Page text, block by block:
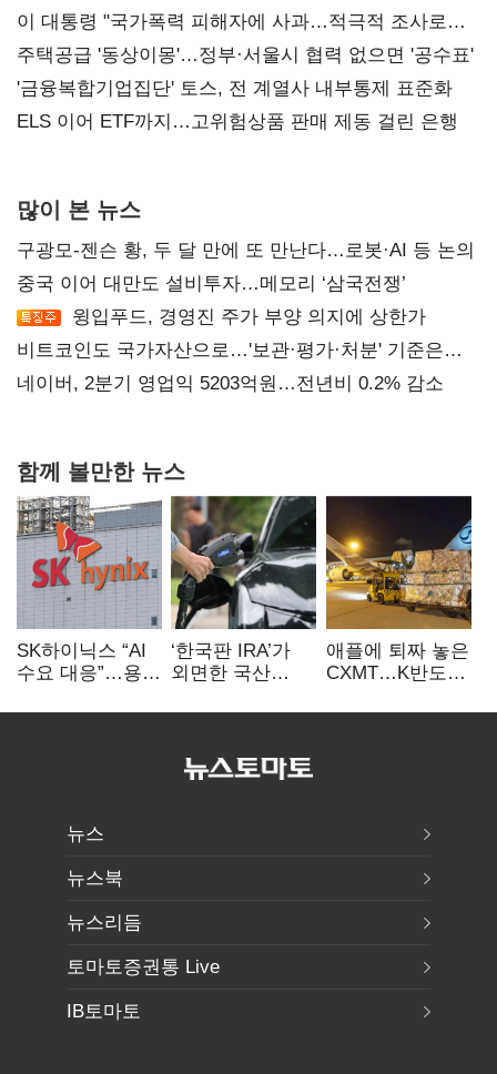
총선 지휘 못해"
이 대통령 "국가폭력 피해자에 사과…적극적 조사로
진실 밝혀야"
주택공급 '동상이몽'…정부·서울시 협력 없으면 '공수표'
'금융복합기업집단' 토스, 전 계열사 내부통제 표준화
ELS 이어 ETF까지…고위험상품 판매 제동 걸린 은행
많이 본 뉴스
구광모-젠슨 황, 두 달 만에 또 만난다…로봇·AI 등 논의
중국 이어 대만도 설비투자…메모리 ‘삼국전쟁’
윙입푸드, 경영진 주가 부양 의지에 상한가
비트코인도 국가자산으로…'보관·평가·처분' 기준은
숙제
네이버, 2분기 영업익 5203억원…전년비 0.2% 감소
함께 볼만한 뉴스
SK하이닉스 “AI
수요 대응”…용인
투자
‘한국판 IRA’가
외면한 국산
실효성에 ‘의문’
애플에 퇴짜 놓은
CXMT…K반도체
뉴스
뉴스북
뉴스리듬
토마토증권통 Live
IB토마토